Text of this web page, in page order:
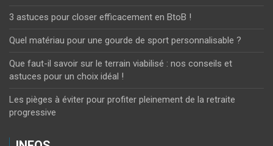
3 astuces pour closer efficacement en BtoB !
Quel matériau pour une gourde de sport personnalisable ?
Que faut-il savoir sur le terrain viabilisé : nos conseils et
astuces pour un choix idéal !
Les pièges à éviter pour profiter pleinement de la retraite
progressive